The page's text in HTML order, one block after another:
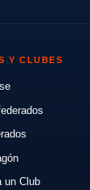
Y CLUBES
un Club